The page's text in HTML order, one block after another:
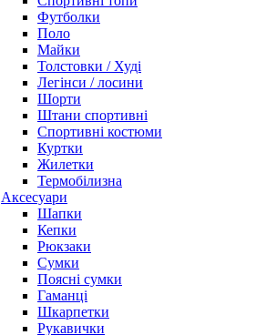
Футболки
Поло
Майки
Толстовки / Худі
Легінси / лосини
Шорти
Штани спортивні
Спортивні костюми
Куртки
Жилетки
Термобілизна
Аксесуари
Шапки
Кепки
Рюкзаки
Сумки
Поясні сумки
Гаманці
Шкарпетки
Рукавички